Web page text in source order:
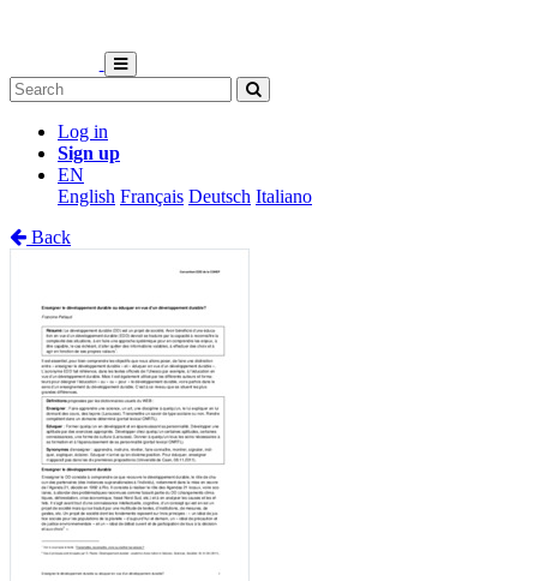
Log in
Sign up
EN
English Français Deutsch Italiano
Back